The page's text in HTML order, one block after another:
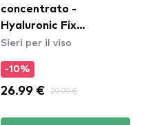
concentrato -
Hyaluronic Fix
Extreme4 Concentrate
Sieri per il viso
-10%
26.99 € 29.99 €